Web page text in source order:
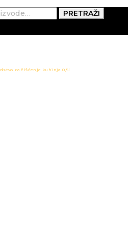
PRETRAŽI
za čišćenje kuhinja 0,5l